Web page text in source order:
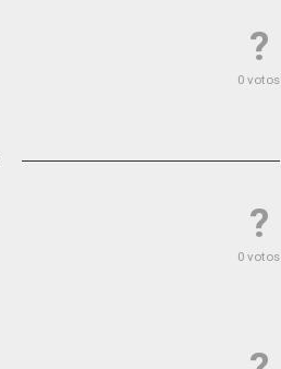
?
0 votos
?
0 votos